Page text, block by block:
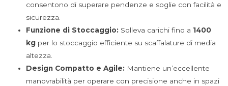
consentono di superare pendenze e soglie con facilità e
sicurezza.
Funzione di Stoccaggio: Solleva carichi fino a 1400
kg per lo stoccaggio efficiente su scaffalature di media
altezza.
Design Compatto e Agile: Mantiene un’eccellente
manovrabilità per operare con precisione anche in spazi